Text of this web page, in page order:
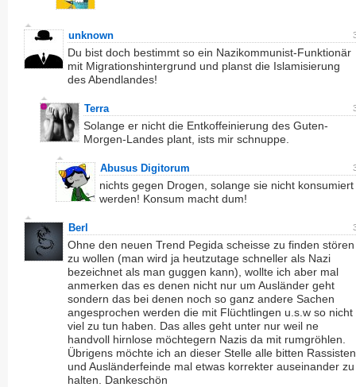
unknown
Du bist doch bestimmt so ein Nazikommunist-Funktionär
mit Migrationshintergrund und planst die Islamisierung
des Abendlandes!
Terra
Solange er nicht die Entkoffeinierung des Guten-
Morgen-Landes plant, ists mir schnuppe.
Abusus Digitorum
nichts gegen Drogen, solange sie nicht konsumiert
werden! Konsum macht dum!
Berl
Ohne den neuen Trend Pegida scheisse zu finden stören
zu wollen (man wird ja heutzutage schneller als Nazi
bezeichnet als man guggen kann), wollte ich aber mal
anmerken das es denen nicht nur um Ausländer geht
sondern das bei denen noch so ganz andere Sachen
angesprochen werden die mit Flüchtlingen u.s.w so nicht
viel zu tun haben. Das alles geht unter nur weil ne
handvoll hirnlose möchtegern Nazis da mit rumgröhlen.
Übrigens möchte ich an dieser Stelle alle bitten Rassisten
und Ausländerfeinde mal etwas korrekter auseinander zu
halten. Dankeschön